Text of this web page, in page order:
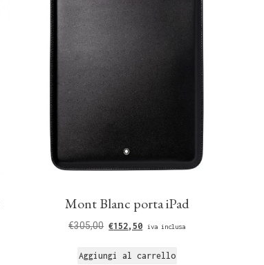
Mont Blanc porta iPad
€305,00 €152,50 iva inclusa
Aggiungi al carrello